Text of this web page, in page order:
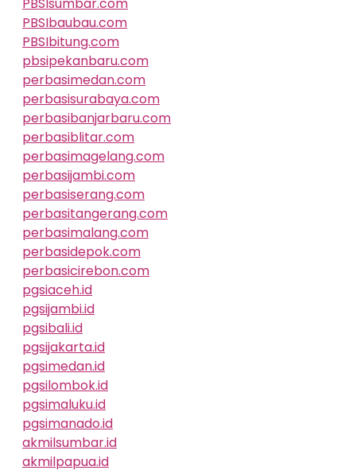
PBSIbaubau.com
PBSIbitung.com
pbsipekanbaru.com
perbasimedan.com
perbasisurabaya.com
perbasibanjarbaru.com
perbasiblitar.com
perbasimagelang.com
perbasijambi.com
perbasiserang.com
perbasitangerang.com
perbasimalang.com
perbasidepok.com
perbasicirebon.com
pgsiaceh.id
pgsijambi.id
pgsibali.id
pgsijakarta.id
pgsimedan.id
pgsilombok.id
pgsimaluku.id
pgsimanado.id
akmilsumbar.id
akmilpapua.id